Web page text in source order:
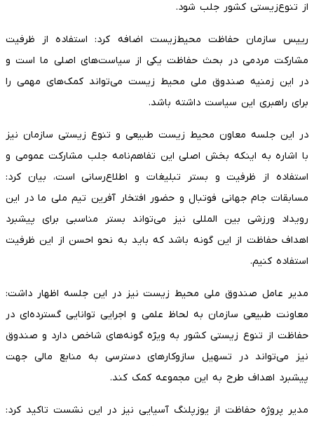
از تنوع‌زیستی کشور جلب شود.
رییس سازمان حفاظت محیط‌زیست اضافه کرد: استفاده از ظرفیت
مشارکت مردمی در بحث حفاظت یکی از سیاست‌های اصلی ما است و
در این زمنیه صندوق ملی محیط زیست می‌تواند کمک‌های مهمی را
برای راهبری این سیاست داشته باشد.
در این جلسه معاون محیط زیست طبیعی و تنوع زیستی سازمان نیز
با اشاره به اینکه بخش اصلی این تفاهم‌نامه جلب مشارکت عمومی و
استفاده از ظرفیت و بستر تبلیغات و اطلاع‌رسانی است، بیان کرد:
مسابقات جام جهانی فوتبال و حضور افتخار آفرین تیم ملی ما در این
رویداد ورزشی بین المللی نیز می‌تواند بستر مناسبی برای پیشبرد
اهداف حفاظت از این گونه باشد که باید به نحو احسن از این ظرفیت
استفاده کنیم.
مدیر عامل صندوق ملی محیط زیست نیز در این جلسه اظهار داشت:
معاونت طبیعی سازمان به لحاظ علمی و اجرایی توانایی گسترده‌ای در
حفاظت از تنوع زیستی کشور به ویژه گونه‌های شاخص دارد و صندوق
نیز می‌تواند در تسهیل سازوکارهای دسترسی به منابع مالی جهت
پیشبرد اهداف طرح به این مجموعه کمک کند.
مدیر پروژه حفاظت از یوزپلنگ آسیایی نیز در این نشست تاکید کرد: